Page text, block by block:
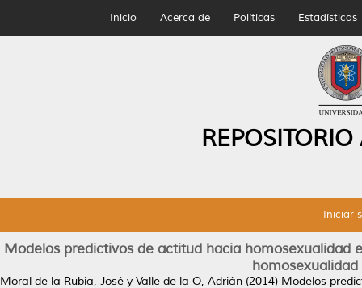
Inicio Acerca de Políticas Estadísticas
Iniciar
Modelos predictivos de actitud hacia
Moral de la Rubia, José y Valle de la O, Adrián (2014) Modelos